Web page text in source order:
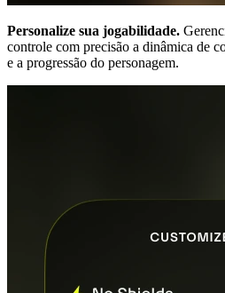
Personalize sua jogabilidade.
controle com precisão a dinâmica de
e a progressão do personagem.